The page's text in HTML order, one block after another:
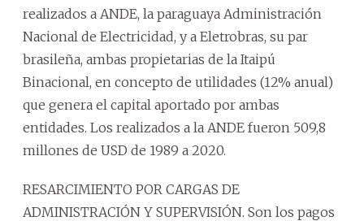
realizados a ANDE, la paraguaya Administración
Nacional de Electricidad, y a Eletrobras, su par
brasileña, ambas propietarias de la Itaipú
Binacional, en concepto de utilidades (12% anual)
que genera el capital aportado por ambas
entidades. Los realizados a la ANDE fueron 509,8
millones de USD de 1989 a 2020.
RESARCIMIENTO POR CARGAS DE
ADMINISTRACIÓN Y SUPERVISIÓN. Son los pagos